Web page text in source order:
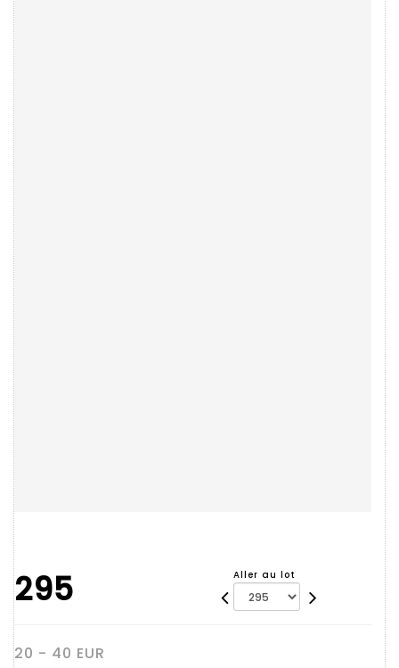
295 Aller au lot
20 - 40 EUR